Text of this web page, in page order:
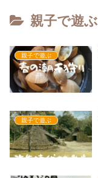
親子で遊ぶ
親子で遊ぶ
親子で遊ぶ